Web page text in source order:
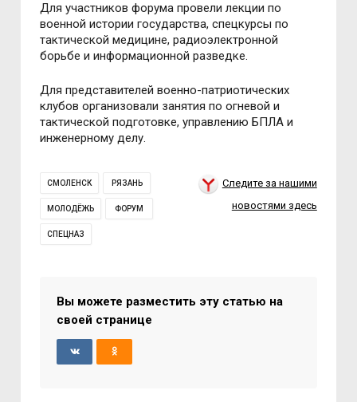
Для участников форума провели лекции по
военной истории государства, спецкурсы по
тактической медицине, радиоэлектронной
борьбе и информационной разведке.
Для представителей военно-патриотических
клубов организовали занятия по огневой и
тактической подготовке, управлению БПЛА и
инженерному делу.
СМОЛЕНСК РЯЗАНЬ
МОЛОДЁЖЬ ФОРУМ
СПЕЦНАЗ
Следите за нашими
новостями здесь
Вы можете разместить эту статью на
своей странице